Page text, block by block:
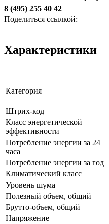
8 (495) 255 40 42
Поделиться ссылкой:
Характеристики
Категория
Штрих-код
Класс энергетической
эффективности
Потребление энергии за 24
часа
Потребление энергии за год
Климатический класс
Уровень шума
Полезный объем, общий
Брутто-объем, общий
Напряжение